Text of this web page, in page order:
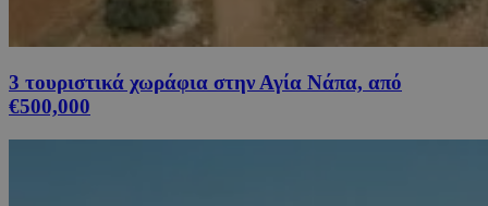
3 τουριστικά χωράφια στην Αγία Νάπα, από
€500,000